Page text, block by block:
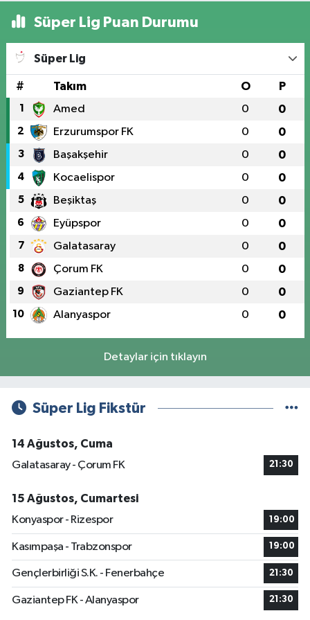
Süper Lig Puan Durumu
Süper Lig
# Takım O P
1 Amed 0 0
2 Erzurumspor FK 0 0
3 Başakşehir 0 0
4 Kocaelispor 0 0
5 Beşiktaş 0 0
6 Eyüpspor 0 0
7 Galatasaray 0 0
8 Çorum FK 0 0
9 Gaziantep FK 0 0
10 Alanyaspor 0 0
Detaylar için tıklayın
Süper Lig Fikstür
14 Ağustos, Cuma
Galatasaray - Çorum FK
21:30
15 Ağustos, Cumartesi
Konyaspor - Rizespor
19:00
Kasımpaşa - Trabzonspor 19:00
Gençlerbirliği S.K. - Fenerbahçe 21:30
Gaziantep FK - Alanyaspor 21:30